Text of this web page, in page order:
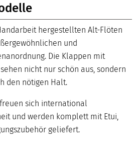
hergestellten Alt-Flöten
und
Die Klappen mit
nicht nur schön aus, sondern
den nötigen Halt.
sich international
und werden komplett mit Etui,
geliefert.